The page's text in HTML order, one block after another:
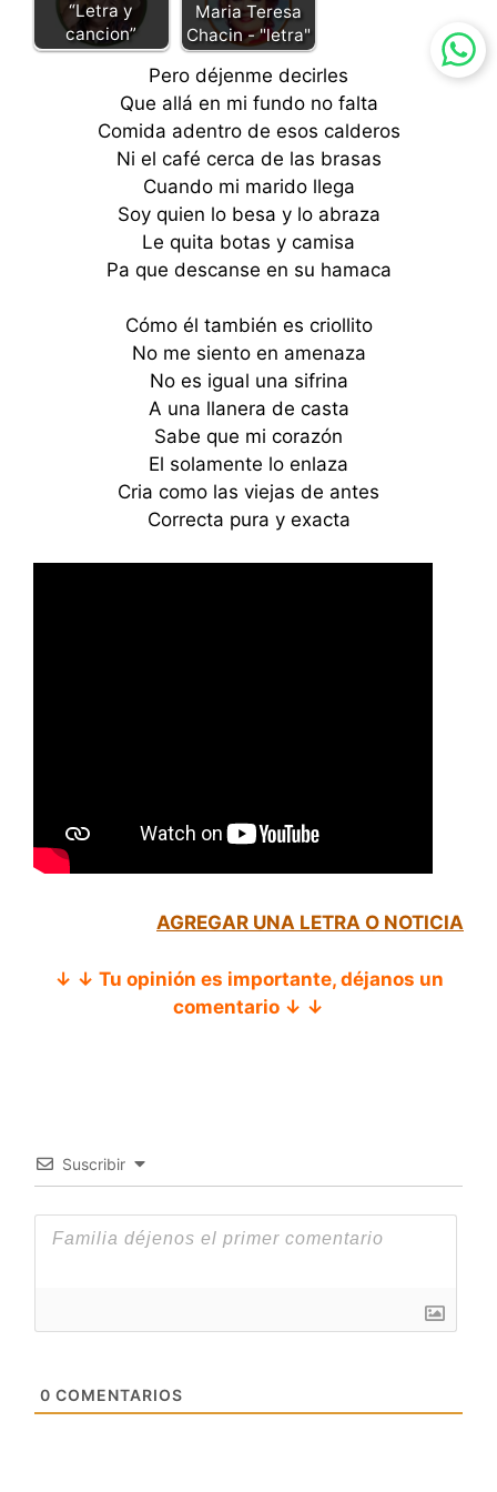
“Letra y
cancion”
Maria Teresa
Chacin - "letra"
Pero déjenme decirles
Que allá en mi fundo no falta
Comida adentro de esos calderos
Ni el café cerca de las brasas
Cuando mi marido llega
Soy quien lo besa y lo abraza
Le quita botas y camisa
Pa que descanse en su hamaca
Cómo él también es criollito
No me siento en amenaza
No es igual una sifrina
A una llanera de casta
Sabe que mi corazón
El solamente lo enlaza
Cria como las viejas de antes
Correcta pura y exacta
AGREGAR UNA LETRA O NOTICIA
↓ ↓ Tu opinión es importante, déjanos un
comentario ↓ ↓
Suscribir
0 COMENTARIOS